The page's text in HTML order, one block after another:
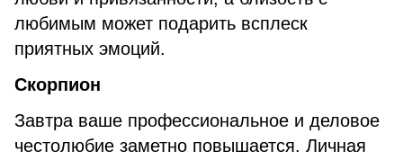
любимым может подарить всплеск
приятных эмоций.
Скорпион
Завтра ваше профессиональное и деловое
честолюбие заметно повышается. Личная